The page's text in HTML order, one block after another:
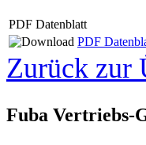
PDF Datenblatt
PDF
Zurück zur
Fuba Vertriebs-